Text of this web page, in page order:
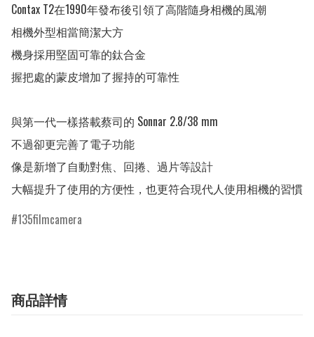
Contax T2在1990年發布後引領了高階隨身相機的風潮
相機外型相當簡潔大方
機身採用堅固可靠的鈦合金
握把處的蒙皮增加了握持的可靠性
與第一代一樣搭載蔡司的 Sonnar 2.8/38 mm
不過卻更完善了電子功能
像是新增了自動對焦、回捲、過片等設計
135filmcamera
商品詳情